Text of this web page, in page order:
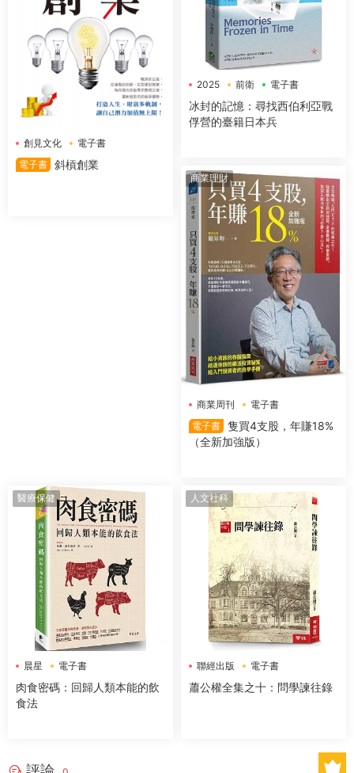
創見文化
電子書
電子書 斜槓創業
2025 前衛 電子書
冰封的記憶：尋找西伯利亞戰
俘營的臺籍日本兵
商業理財
商業周刊
電子書
電子書 隻買4支股，年賺18%
（全新加強版）
醫療保健
晨星 電子書
肉食密碼：回歸人類本能的飲
食法
人文社科
聯經出版 電子書
蕭公權全集之十：問學諫往錄